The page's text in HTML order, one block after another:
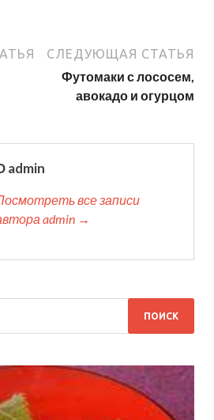
СЛЕДУЮЩАЯ СТАТЬЯ
Футомаки с лососем,
авокадо и огурцом
admin
все записи
admin →